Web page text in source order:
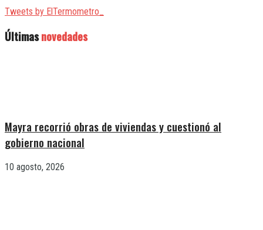
Tweets by ElTermometro_
Últimasnovedades
Mayra recorrió obras de viviendas y cuestionó al
gobierno nacional
10 agosto, 2026